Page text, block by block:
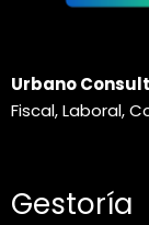
Urbano
Fiscal, Laboral,
Gestoría